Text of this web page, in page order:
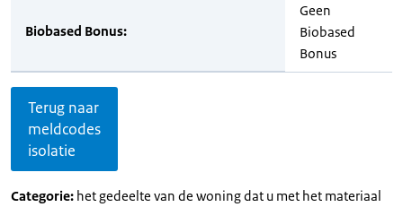
Biobased Bonus:
Geen
Biobased
Bonus
Terug naar
meldcodes
isolatie
Categorie: het gedeelte van de woning dat u met het materiaal